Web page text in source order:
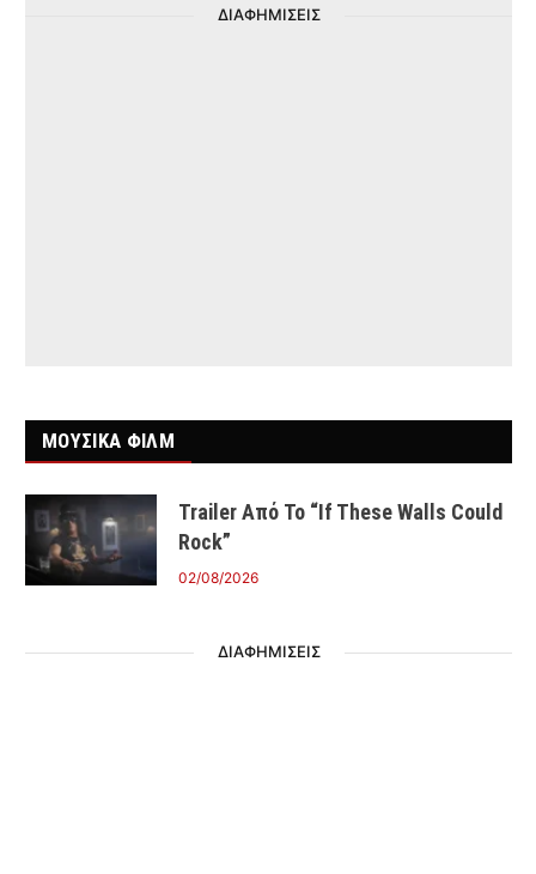
ΔΙΑΦΗΜΙΣΕΙΣ
ΜΟΥΣΙΚΑ ΦΙΛΜ
Trailer Από Το “If These Walls Could
Rock”
02/08/2026
ΔΙΑΦΗΜΙΣΕΙΣ